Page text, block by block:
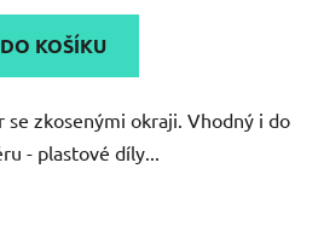
DO KOŠÍKU
zkosenými okraji. Vhodný i do
- plastové díly...